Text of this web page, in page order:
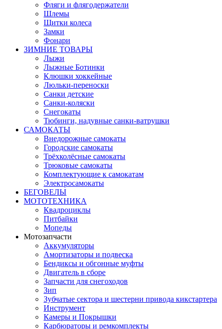
Фляги и флягодержатели
Шлемы
Щитки колеса
Замки
Фонари
ЗИМНИЕ ТОВАРЫ
Лыжи
Лыжные Ботинки
Клюшки хоккейные
Люльки-переноски
Санки детские
Санки-коляски
Снегокаты
Тюбинги, надувные санки-ватрушки
САМОКАТЫ
Внедорожные самокаты
Городские самокаты
Трёхколёсные самокаты
Трюковые самокаты
Комплектующие к самокатам
Электросамокаты
БЕГОВЕЛЫ
МОТОТЕХНИКА
Квадроциклы
Питбайки
Мопеды
Мотозапчасти
Аккумуляторы
Амортизаторы и подвеска
Бендиксы и обгонные муфты
Двигатель в сборе
Запчасти для снегоходов
Зип
Зубчатые сектора и шестерни привода кикстартера
Инструмент
Камеры и Покрышки
Карбюраторы и ремкомплекты